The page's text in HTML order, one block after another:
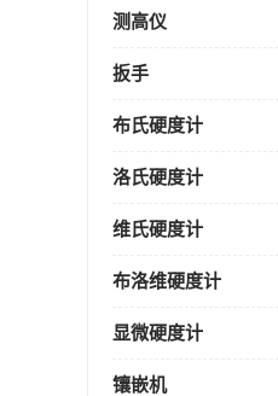
测高仪
扳手
布氏硬度计
洛氏硬度计
维氏硬度计
布洛维硬度计
显微硬度计
镶嵌机